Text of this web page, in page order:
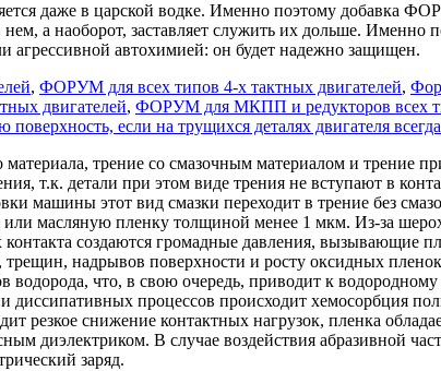
даже в царской водке. Именно поэтому добавка
а наоборот, заставляет служить их дольше.
агрессивной автохимией: он будет надежно защищен.
, ФОРУМ для всех типов 4-х тактных двигателей,
двигателей, ФОРУМ для МКПП и редукторов всех
если на трущихся деталях двигателя всегда
трение со смазочным материалом и трение
т.к. детали при этом виде трения не вступают в
машины этот вид смазки переходит в трение без
масляную пленку толщиной менее 1 мкм. Из-за
создаются громадные давления, вызывающие
надрывов поверхности и росту оксидных
водорода, что, в свою очередь, приводит к
диссипативных процессов происходит хемосорбция
резкое снижение контактных нагрузок, пленка
диэлектриком. В случае воздействия абразивной
заряд.